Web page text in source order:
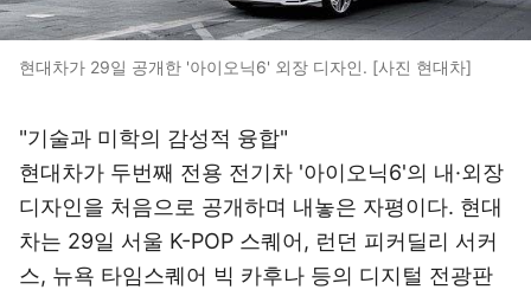
현대차가 29일 공개한 '아이오닉6' 외장 디자인. [사진 현대차]
"기술과 미학의 감성적 융합"
현대차가 두번째 전용 전기차 '아이오닉6'의 내·외장
디자인을 처음으로 공개하며 내놓은 자평이다. 현대
차는 29일 서울 K-POP 스퀘어, 런던 피커딜리 서커
스, 뉴욕 타임스퀘어 빅 카후나 등의 디지털 전광판